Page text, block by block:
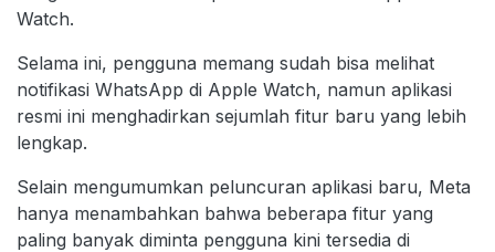
Watch.
Selama ini, pengguna memang sudah bisa melihat
notifikasi WhatsApp di Apple Watch, namun aplikasi
resmi ini menghadirkan sejumlah fitur baru yang lebih
lengkap.
Selain mengumumkan peluncuran aplikasi baru, Meta
hanya menambahkan bahwa beberapa fitur yang
paling banyak diminta pengguna kini tersedia di